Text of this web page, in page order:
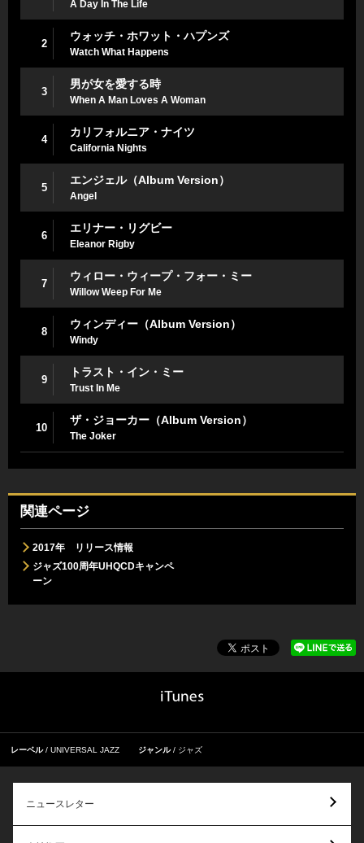
A Day In The Life
2
ウォッチ・ホワット・ハプンズ
Watch What Happens
3
男が女を愛する時
When A Man Loves A Woman
4
カリフォルニア・ナイツ
California Nights
5
エンジェル（Album Version）
Angel
6
エリナー・リグビー
Eleanor Rigby
7
ウィロー・ウィープ・フォー・ミー
Willow Weep For Me
8
ウィンディー（Album Version）
Windy
9
トラスト・イン・ミー
Trust In Me
10
ザ・ジョーカー（Album Version）
The Joker
関連ページ
2017年 リリース情報
ジャズ100周年UHQCDキャンペ
ーン
レーベル UNIVERSAL JAZZ ジャンル ジャズ
ニュースレター